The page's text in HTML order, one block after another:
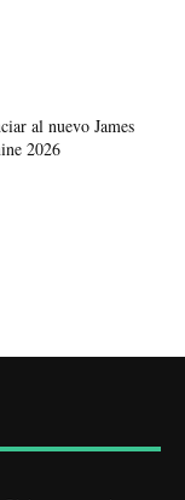
al nuevo James
2026